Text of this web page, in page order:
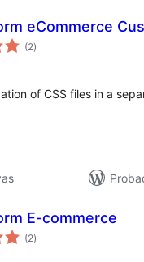
eCommerce
(2total
de
)
of CSS files in a
E-commerce
(2total
de
)